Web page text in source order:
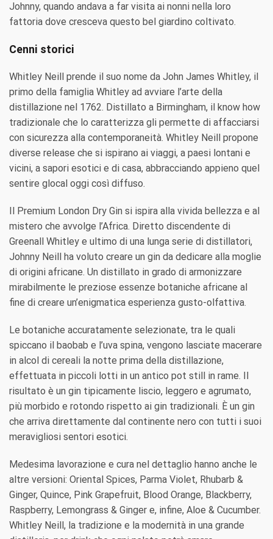
Johnny, quando andava a far visita ai nonni nella loro
fattoria dove cresceva questo bel giardino coltivato.
Cenni storici
Whitley Neill prende il suo nome da John James Whitley, il
primo della famiglia Whitley ad avviare l’arte della
distillazione nel 1762. Distillato a Birmingham, il know how
tradizionale che lo caratterizza gli permette di affacciarsi
con sicurezza alla contemporaneità. Whitley Neill propone
diverse release che si ispirano ai viaggi, a paesi lontani e
vicini, a sapori esotici e di casa, abbracciando appieno quel
sentire glocal oggi così diffuso.
Il Premium London Dry Gin si ispira alla vivida bellezza e al
mistero che avvolge l’Africa. Diretto discendente di
Greenall Whitley e ultimo di una lunga serie di distillatori,
Johnny Neill ha voluto creare un gin da dedicare alla moglie
di origini africane. Un distillato in grado di armonizzare
mirabilmente le preziose essenze botaniche africane al
fine di creare un’enigmatica esperienza gusto-olfattiva.
Le botaniche accuratamente selezionate, tra le quali
spiccano il baobab e l’uva spina, vengono lasciate macerare
in alcol di cereali la notte prima della distillazione,
effettuata in piccoli lotti in un antico pot still in rame. Il
risultato è un gin tipicamente liscio, leggero e agrumato,
più morbido e rotondo rispetto ai gin tradizionali. È un gin
che arriva direttamente dal continente nero con tutti i suoi
meravigliosi sentori esotici.
Medesima lavorazione e cura nel dettaglio hanno anche le
altre versioni: Oriental Spices, Parma Violet, Rhubarb &
Ginger, Quince, Pink Grapefruit, Blood Orange, Blackberry,
Raspberry, Lemongrass & Ginger e, infine, Aloe & Cucumber.
Whitley Neill, la tradizione e la modernità in una grande